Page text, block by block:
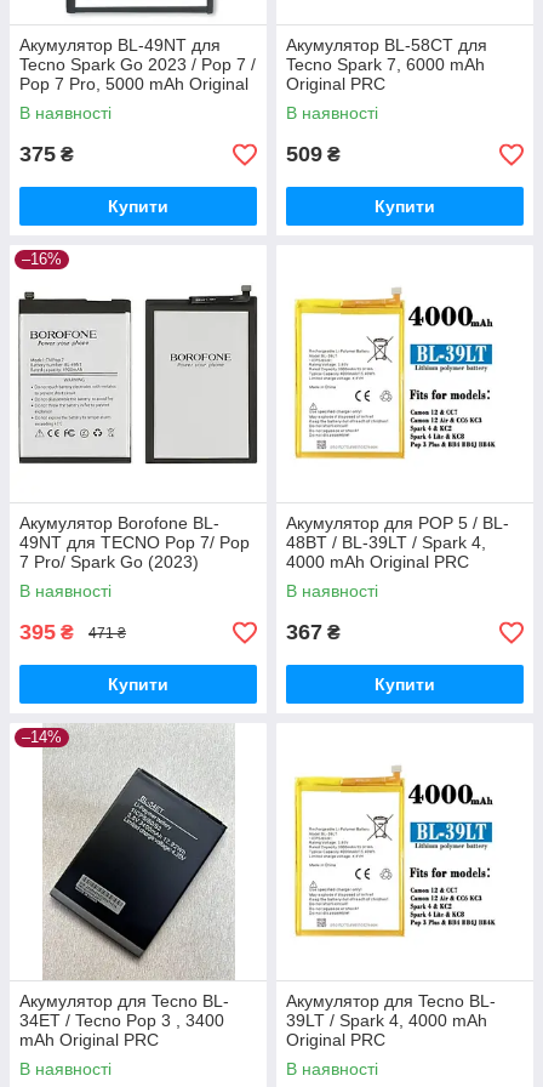
Акумулятор BL-49NT для
Tecno Spark Go 2023 / Pop 7 /
Pop 7 Pro, 5000 mAh Original
PRC
В наявності
375 ₴
Купити
Акумулятор BL-58CT для
Tecno Spark 7, 6000 mAh
Original PRC
В наявності
509 ₴
Купити
–16%
Акумулятор Borofone BL-
49NT для TECNO Pop 7/ Pop
7 Pro/ Spark Go (2023)
Original PRC
В наявності
395 ₴ 471 ₴
Купити
Акумулятор для POP 5 / BL-
48BT / BL-39LT / Spark 4,
4000 mAh Original PRC
В наявності
367 ₴
Купити
–14%
Акумулятор для Tecno BL-
34ET / Tecno Pop 3 , 3400
mAh Original PRC
В наявності
Акумулятор для Tecno BL-
39LT / Spark 4, 4000 mAh
Original PRC
В наявності